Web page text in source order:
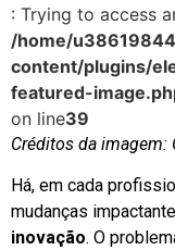
: Trying to access
/home/
content/plugins/
featured-
on line39
Créditos da imagem:
Há, em cada
mudanças
inovação. O